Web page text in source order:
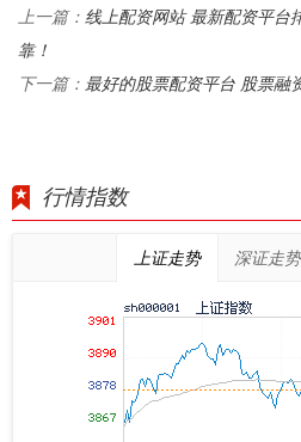
上一篇： 线上配资网站 最新配资平台
靠！
下一篇： 最好的股票配资平台 股票融
行情指数
上证走势 深证走势